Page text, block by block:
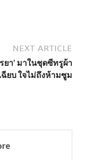
NEXT ARTICLE
รยา’ มาในชุดซีทรูผ้า
ฉียบ ใจไม่ถึงห้ามซูม